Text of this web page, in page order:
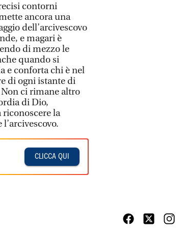
contorni
ancora una
dell’arcivescovo
e magari è
di mezzo le
quando si
e conforta chi è nel
di ogni istante di
ci rimane altro
di Dio,
la
CLICCA QUI